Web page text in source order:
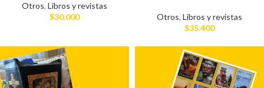
Otros, Libros y revistas
$30.000 Otros, Libros y revistas
$35.400